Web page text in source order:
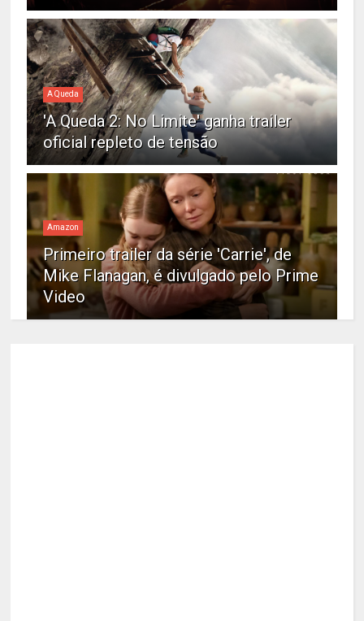
A Queda
'A Queda 2: No Limite' ganha trailer
oficial repleto de tensão
Amazon
Primeiro trailer da série 'Carrie', de
Mike Flanagan, é divulgado pelo Prime
Video